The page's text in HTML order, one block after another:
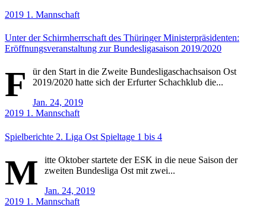
2019 1. Mannschaft
Unter der Schirmherrschaft des Thüringer Ministerpräsidenten:
Eröffnungsveranstaltung zur Bundesligasaison 2019/2020
F
ür den Start in die Zweite Bundesligaschachsaison Ost
2019/2020 hatte sich der Erfurter Schachklub die...
Jan. 24, 2019
2019 1. Mannschaft
Spielberichte 2. Liga Ost Spieltage 1 bis 4
M
itte Oktober startete der ESK in die neue Saison der
zweiten Bundesliga Ost mit zwei...
Jan. 24, 2019
2019 1. Mannschaft